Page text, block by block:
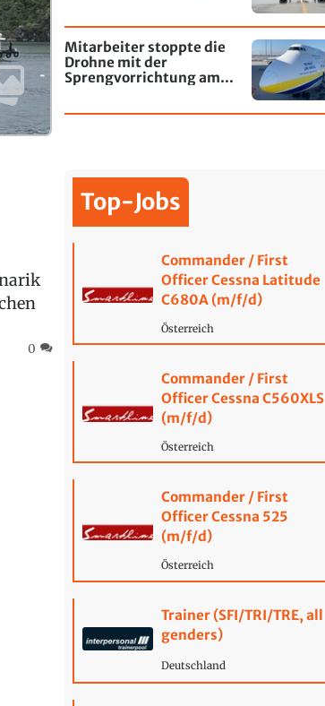
0
Mitarbeiter stoppte die
Drohne mit der
Sprengvorrichtung am
Top-Jobs
Commander / First
Officer Cessna Latitude
C680A (m/f/d)
Österreich
Commander / First
Officer Cessna C560XLS
(m/f/d)
Österreich
Commander / First
Officer Cessna 525
(m/f/d)
Österreich
Trainer (SFI/TRI/TRE, all
genders)
Deutschland